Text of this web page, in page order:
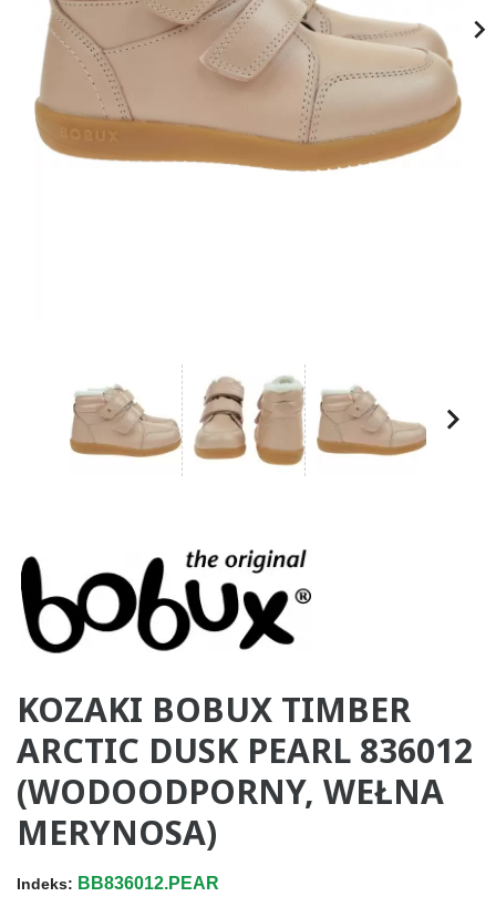

KOZAKI BOBUX TIMBER
ARCTIC DUSK PEARL 836012
(WODOODPORNY, WEŁNA
MERYNOSA)
Indeks: BB836012.PEAR